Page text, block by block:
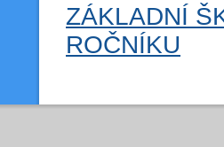
ZÁKLADNÍ
ROČNÍKU